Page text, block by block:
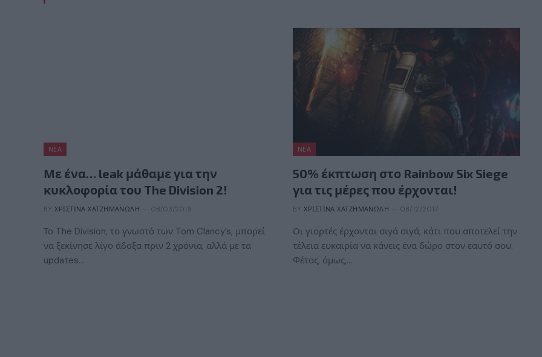
ΝΈΑ
Με ένα… leak μάθαμε για την
κυκλοφορία του The Division 2!
BY ΧΡΙΣΤΊΝΑ ΧΑΤΖΗΜΑΝΏΛΗ 08/03/2018
Το The Division, το γνωστό των Tom Clancy’s, μπορεί
να ξεκίνησε λίγο άδοξα πριν 2 χρόνια, αλλά με τα
updates…
ΝΈΑ
50% έκπτωση στο Rainbow Six Siege
για τις μέρες που έρχονται!
BY ΧΡΙΣΤΊΝΑ ΧΑΤΖΗΜΑΝΏΛΗ 08/12/2017
Οι γιορτές έρχονται σιγά σιγά, κάτι που αποτελεί την
τέλεια ευκαιρία να κάνεις ένα δώρο στον εαυτό σου.
Φέτος, όμως,…